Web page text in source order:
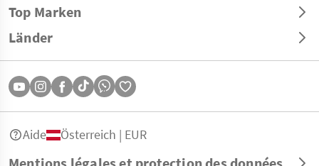
Top Marken
Länder
Aide Österreich | EUR